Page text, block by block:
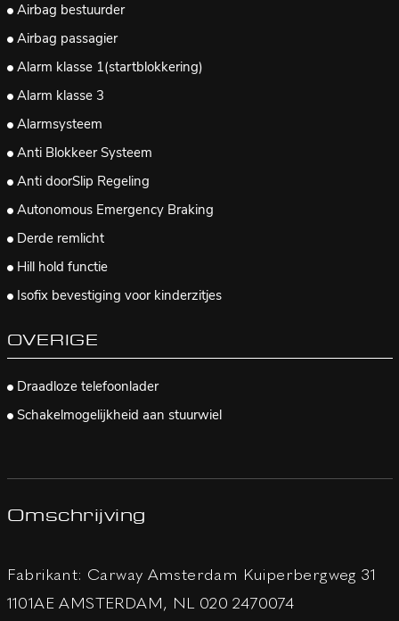
Airbag bestuurder
Airbag passagier
Alarm klasse 1(startblokkering)
Alarm klasse 3
Alarmsysteem
Anti Blokkeer Systeem
Anti doorSlip Regeling
Autonomous Emergency Braking
Derde remlicht
Hill hold functie
Isofix bevestiging voor kinderzitjes
OVERIGE
Draadloze telefoonlader
Schakelmogelijkheid aan stuurwiel
Omschrijving
Fabrikant: Carway Amsterdam Kuiperbergweg 31
1101AE AMSTERDAM, NL 020 2470074